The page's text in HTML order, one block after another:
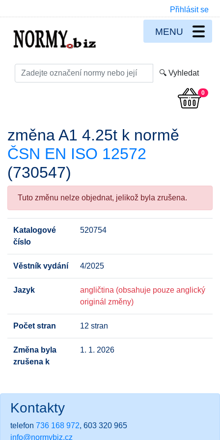
Přihlásit se
0
MENU
změna A1 4.25t k normě
ČSN EN ISO 12572
(730547)
Tuto změnu nelze objednat, jelikož byla zrušena.
Katalogové
číslo
520754
Věstník vydání 4/2025
Jazyk
angličtina (obsahuje pouze anglický
originál změny)
Počet stran 12 stran
Změna byla
zrušena k
1. 1. 2026
Kontakty
telefon 736 168 972, 603 320 965
info@normybiz.cz